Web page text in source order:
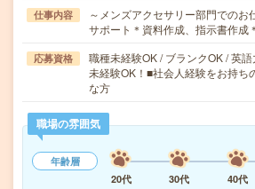
仕事内容
～メンズアクセサリー部門でのお
サポート＊資料作成、指示書作
応募資格
職種未経験OK / ブランクOK / 英
未経験OK！■社会人経験をお持ち
な方
職場の雰囲気
年齢層
20代
30代 40代